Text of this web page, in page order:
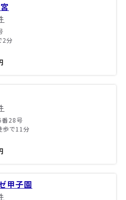
2分
番28号
歩で11分
甲子園